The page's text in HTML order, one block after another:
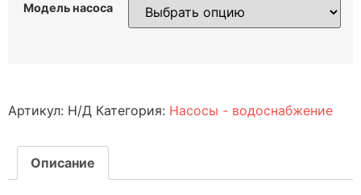
Модель насоса
Артикул: Н/Д Категория: Насосы - водоснабжение
Описание